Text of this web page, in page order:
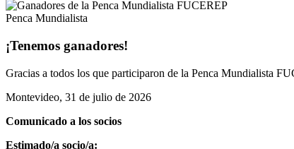
Penca Mundialista
¡Tenemos ganadores!
Gracias a todos los que participaron de la Penca Mundialista
Montevideo, 31 de julio de 2026
Comunicado a los socios
Estimado/a socio/a: